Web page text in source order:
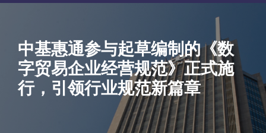
中基惠通参与起草编制的《数
字贸易企业经营规范》正式施
行，引领行业规范新篇章